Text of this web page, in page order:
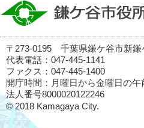
〒273-0195 千葉県鎌ケ谷市新鎌
代表電話：047-445-1141
ファクス：047-445-1400
開庁時間：月曜日から金曜日の
法人番号8000020122246
© 2018 Kamagaya City.